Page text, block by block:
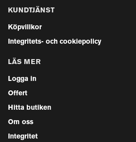
KUNDTJÄNST
Köpvillkor
Integritets- och cookiepolicy
LÄS MER
Logga in
Offert
Hitta butiken
Om oss
Integritet